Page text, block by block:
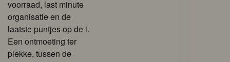
voorraad, last minute
organisatie en de
laatste puntjes op de i.
Een ontmoeting ter
plekke, tussen de